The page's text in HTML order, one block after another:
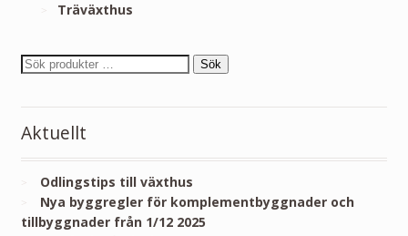
Träväxthus
Sök
Aktuellt
Odlingstips till växthus
Nya byggregler för komplementbyggnader och
tillbyggnader från 1/12 2025